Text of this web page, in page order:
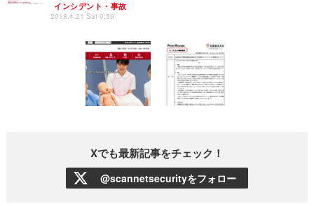
インシデント・事故
2018.4.21 Sat 0:59
Xでも最新記事をチェック！
@scannetsecurityをフォロー